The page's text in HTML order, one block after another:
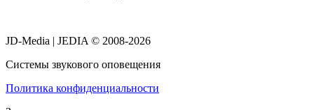
JD-Media | JEDIA © 2008-2026
Системы звукового оповещения
Политика конфиденциальности